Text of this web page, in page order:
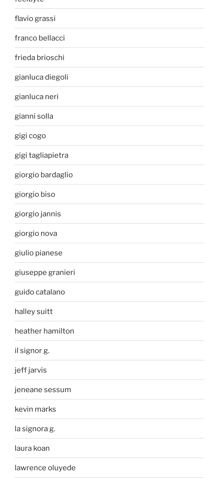
flavio grassi
franco bellacci
frieda brioschi
gianluca diegoli
gianluca neri
gianni solla
gigi cogo
gigi tagliapietra
giorgio bardaglio
giorgio biso
giorgio jannis
giorgio nova
giulio pianese
giuseppe granieri
guido catalano
halley suitt
heather hamilton
il signor g.
jeff jarvis
jeneane sessum
kevin marks
la signora g.
laura koan
lawrence oluyede